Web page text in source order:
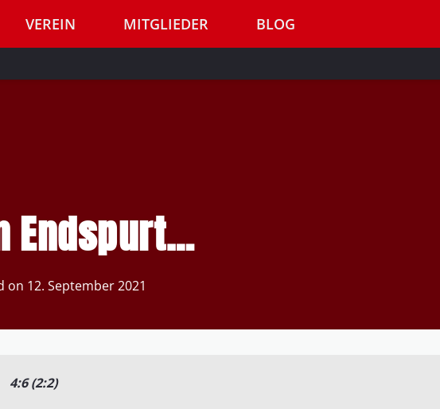
VEREIN MITGLIEDER BLOG
Endspurt…
on 12. September 2021
4:6 (2:2)